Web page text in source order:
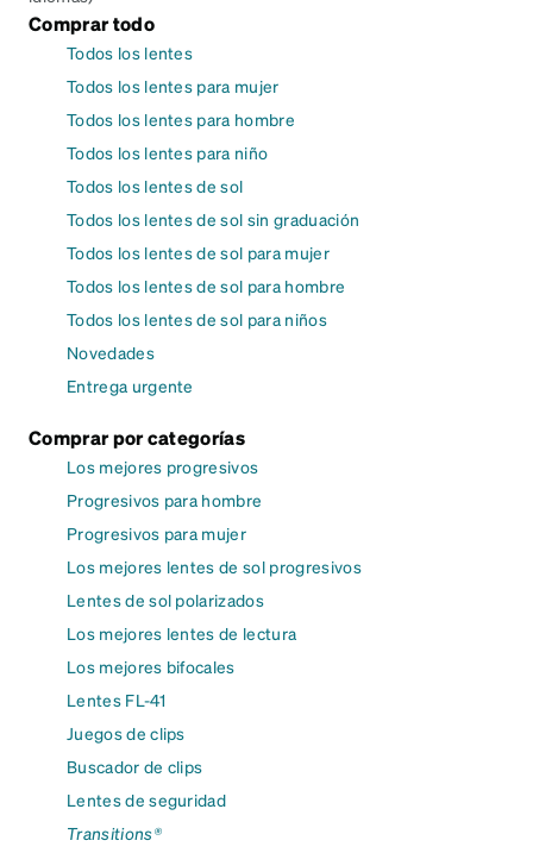
Comprar todo
Todos los lentes
Todos los lentes para mujer
Todos los lentes para hombre
Todos los lentes para niño
Todos los lentes de sol
Todos los lentes de sol sin graduación
Todos los lentes de sol para mujer
Todos los lentes de sol para hombre
Todos los lentes de sol para niños
Novedades
Entrega urgente
Comprar por categorías
Los mejores progresivos
Progresivos para hombre
Progresivos para mujer
Los mejores lentes de sol progresivos
Lentes de sol polarizados
Los mejores lentes de lectura
Los mejores bifocales
Lentes FL-41
Juegos de clips
Buscador de clips
Lentes de seguridad
Transitions®